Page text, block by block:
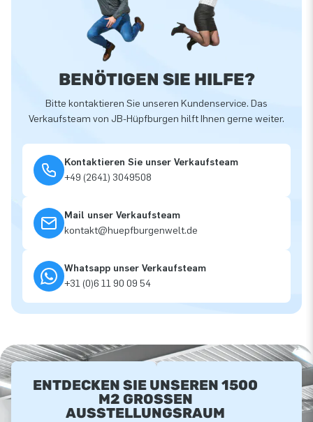
BENÖTIGEN SIE HILFE?
Bitte kontaktieren Sie unseren Kundenservice. Das
Verkaufsteam von JB-Hüpfburgen hilft Ihnen gerne weiter.
Kontaktieren Sie unser Verkaufsteam
+49 (2641) 3049508
Mail unser Verkaufsteam
kontakt@huepfburgenwelt.de
Whatsapp unser Verkaufsteam
+31 (0)6 11 90 09 54
ENTDECKEN SIE UNSEREN 1500
M2 GROSSEN A
USSTELLUNGSRAUM